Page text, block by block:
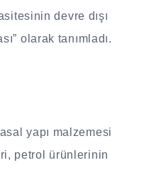
devre dışı
olarak tanımladı.
yapı malzemesi
petrol ürünlerinin